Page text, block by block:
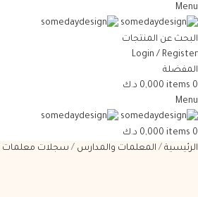
Menu
البحث عن المنتجات
Login / Register
المفضلة
0
items
0,000 د.ك
Menu
0
items
0,000 د.ك
الرئيسية
المعلمات والمدارس سجلات معلمات